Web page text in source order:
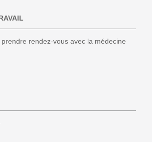
rendez-vous avec la médecine